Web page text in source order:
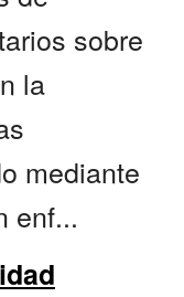
sobre
la
mediante
enf...